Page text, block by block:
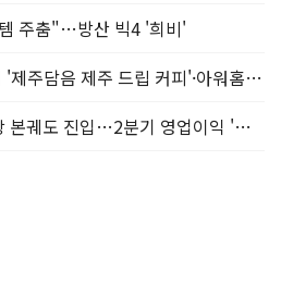
주춤"…방산 빅4 '희비'
[오늘의 언박싱] 오뚜기 '제주담음 제주 드립 커피'·아워홈 ‘갓석박지’ 外
LG유플러스, AIDC 성장 본궤도 진입…2분기 영업이익 '역대 최대'